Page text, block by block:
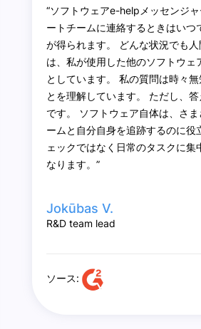
“ソフトウェアe-helpメッセンジ
ートチームに連絡するときはいつ
が得られます。 どんな状況でも
は、私が使用した他のソフトウェ
としています。 私の質問は時々無
とを理解しています。 ただし、
です。 ソフトウェア自体は、さ
ームと自分自身を追跡するのに役
ェックではなく日常のタスクに集
なります。”
Jokūbas V.
R&D team lead
ソース: